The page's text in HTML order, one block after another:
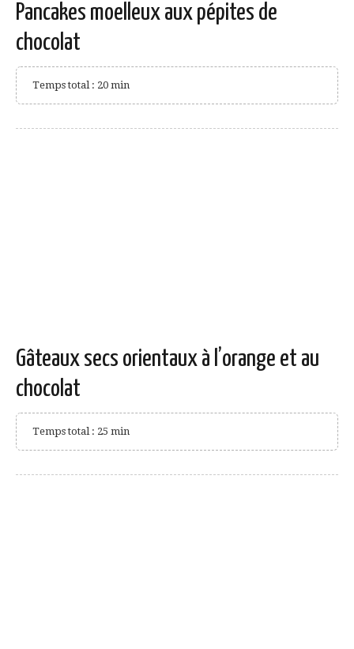
Pancakes moelleux aux pépites de
chocolat
Temps total : 20 min
Gâteaux secs orientaux à l’orange et au
chocolat
Temps total : 25 min